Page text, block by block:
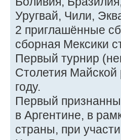
Уругвай, Чили,
2 приглашённые
сборная Мексики
Первый турнир
Столетия
году.
Первый
в Аргентине, в
страны, при